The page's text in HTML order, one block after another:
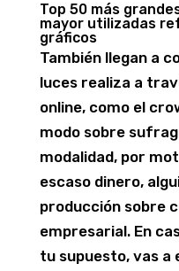
Top 50 más
mayor utilizadas
gráficos
También llegan a
luces realiza a
online, como el
modo sobre
modalidad, por
escaso dinero,
producción sobre
empresarial. En
tu supuesto, vas